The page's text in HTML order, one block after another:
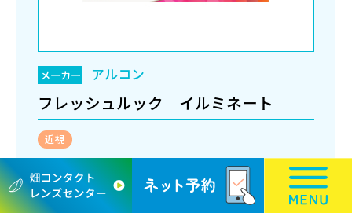
メーカー アルコン
フレッシュルック イルミネート
近視
アイメイクより、自然なアイメイク
※注文販売